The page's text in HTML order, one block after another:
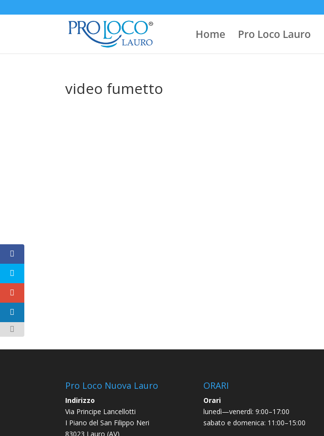
Home Pro Loco Lauro
video fumetto
Pro Loco Nuova Lauro
Indirizzo
Via Principe Lancellotti
I Piano del San Filippo Neri
83023 Lauro (AV)
ORARI
Orari
lunedì—venerdì: 9:00–17:00
sabato e domenica: 11:00–15:00